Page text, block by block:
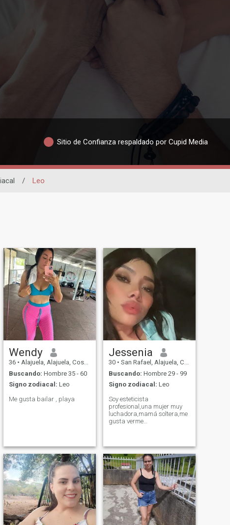
Sitio de Confianza respaldado por Cupid Media
/ Leo
Wendy
36 • Alajuela, Alajuela, Costa Rica
Buscando: Hombre 35 - 60
Signo zodiacal: Leo
Me gusta bailar , playa
Jessenia
30 • San Rafael, Alajuela, Costa Rica
Buscando: Hombre 29 - 99
Signo zodiacal: Leo
Soy esteticista
profesional,una mujer muy
luchadora,mamá soltera,me
gusta verme